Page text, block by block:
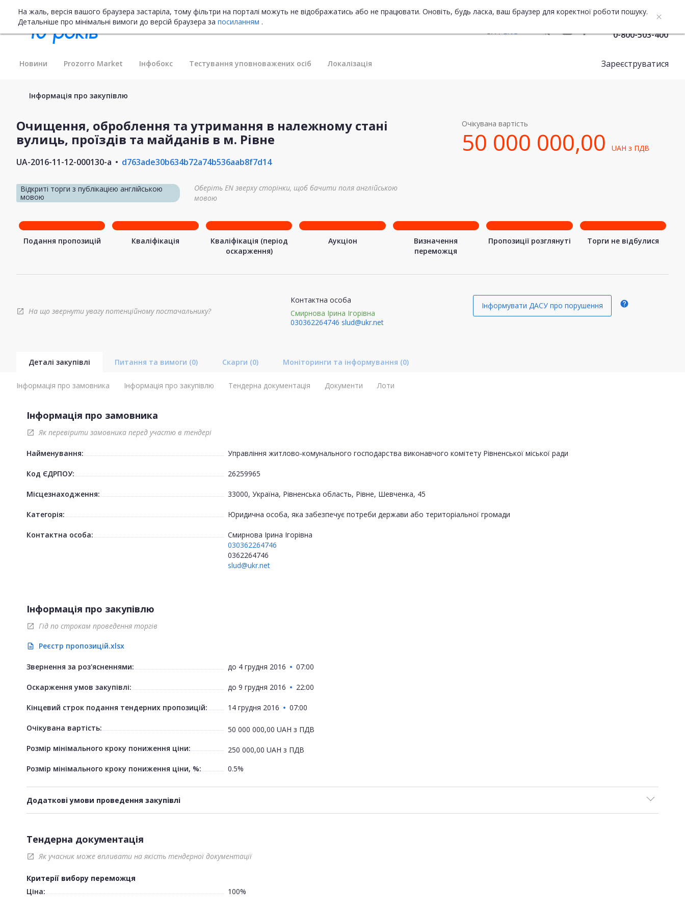
На жаль, версія вашого браузера застаріла, тому фільтри на порталі можуть не відображатись або не працювати. Оновіть, будь ласка, ваш браузер для коректної роботи пошуку.
Детальніше про мінімальні вимоги до версій браузера за посиланням .
UA
ENG 0-800-503-400
Новини Prozorro Market Інфобокс Тестування уповноважених осіб Локалізація Зареєструватися
Інформація про закупівлю
Очищення, оброблення та утримання в належному стані
вулиць, проїздів та майданів в м. Рівне
UA-2016-11-12-000130-a d763ade30b634b72a74b536aab8f7d14
Відкриті торги з публікацією англійською
мовою
Оберіть EN зверху сторінки, щоб бачити поля англійською
мовою
Очікувана вартість
50 000 000,00UAHз ПДВ
Подання пропозицій Кваліфікація
Кваліфікація (період
оскарження)
Аукціон
Визначення
переможця
Пропозиції розглянуті Торги не відбулися
open_in_new На що звернути увагу потенційному постачальнику?
Контактна особа
Смирнова Ірина Ігорівна
030362264746 slud@ukr.net
Інформувати ДАСУ про порушення help
Деталі закупівлі Питання та вимоги (0) Скарги (0) Моніторинги та інформування (0)
Інформація про замовника Інформація про закупівлю Тендерна документація Документи Лоти
Інформація про замовника
open_in_new Як перевірити замовника перед участю в тендері
Найменування: Управління житлово-комунального господарства виконавчого комітету Рівненської міської ради
Код ЄДРПОУ: 26259965
Місцезнаходження: 33000, Україна, Рівненська область, Рівне, Шевченка, 45
Категорія: Юридична особа, яка забезпечує потреби держави або територіальної громади
Контактна особа:
Смирнова Ірина Ігорівна
030362264746
0362264746
slud@ukr.net
Інформація про закупівлю
open_in_new Гід по строкам проведення торгів
description Реєстр пропозицій.xlsx
Звернення за роз'ясненнями: до 4 грудня 2016 07:00
Оскарження умов закупівлі: до 9 грудня 2016 22:00
Кінцевий строк подання тендерних пропозицій: 14 грудня 2016 07:00
Очікувана вартість: 50 000 000,00 UAH з ПДВ
Розмір мінімального кроку пониження ціни:
250 000,00 UAH з ПДВ
Розмір мінімального кроку пониження ціни, %:
0.5%
Додаткові умови проведення закупівлі
Тендерна документація
open_in_new Як учасник може впливати на якість тендерної документації
Критерії вибору переможця
Ціна:
100%